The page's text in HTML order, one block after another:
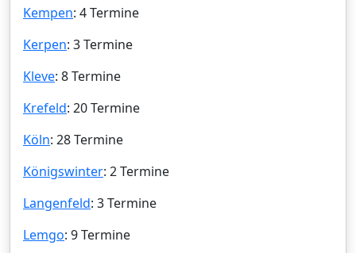
Kempen: 4 Termine
Kerpen: 3 Termine
Kleve: 8 Termine
Krefeld: 20 Termine
Köln: 28 Termine
Königswinter: 2 Termine
Langenfeld: 3 Termine
Lemgo: 9 Termine